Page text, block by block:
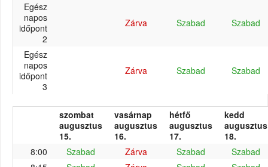
Egész
napos
időpont
2
Zárva Szabad Szabad
Egész
napos
időpont
3
Zárva Szabad Szabad
szombat
augusztus
15.
vasárnap
augusztus
16.
hétfő
augusztus
17.
kedd
augusztus
18.
8:00
Szabad Zárva Szabad
Szabad